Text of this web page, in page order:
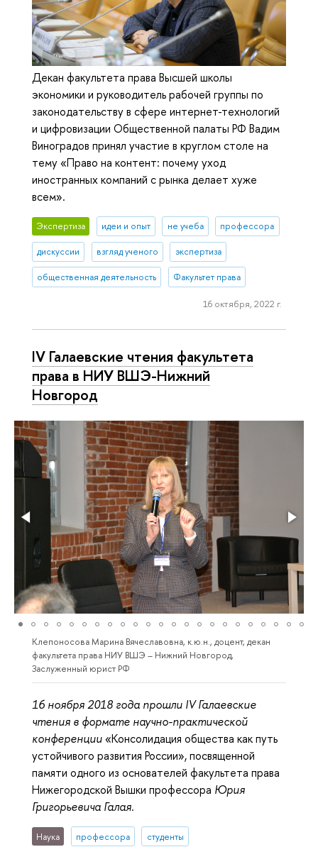
Декан факультета права Высшей школы
экономики и руководитель рабочей группы по
законодательству в сфере интернет-технологий
и цифровизации Общественной палаты РФ Вадим
Виноградов принял участие в круглом столе на
тему «Право на контент: почему уход
иностранных компаний с рынка делает хуже
всем».
Экспертиза идеи и опыт не учеба профессора
дискуссии взгляд ученого экспертиза
общественная деятельность Факультет права
16 октября, 2022 г.
IV Галаевские чтения факультета
права в НИУ ВШЭ-Нижний
Новгород
Клепоносова Марина Вячеславовна, к.ю.н., доцент, декан
факультета права НИУ ВШЭ – Нижний Новгород,
Заслуженный юрист РФ
16 ноября 2018 года прошли IV Галаевские
чтения в формате научно-практической
конференции«Консолидация общества как путь
устойчивого развития России», посвященной
памяти одного из основателей факультета права
Нижегородской Вышки профессора Юрия
Григорьевича Галая.
Наука профессора студенты